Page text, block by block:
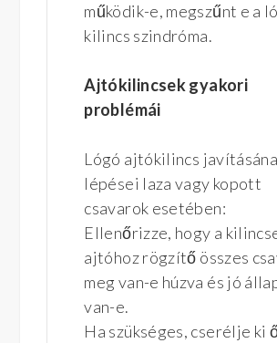
működik-e, megszűnt e a
kilincs szindróma.
Ajtókilincsek gyakori
problémái
Lógó ajtókilincs
lépései laza vagy kopott
csavarok esetében:
Ellenőrizze, hogy a
ajtóhoz rögzítő összes
meg van-e húzva és jó
van-e.
Ha szükséges, cserélje ki